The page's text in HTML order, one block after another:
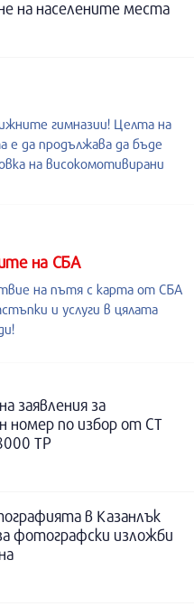
на населените места
гимназии! Целта на
е да продължава да бъде
на високомотивирани
на СБА
на пътя с карта от СБА
и услуги в цялата
заявления за
номер по избор от СТ
ТР
в Казанлък
фотографски изложби